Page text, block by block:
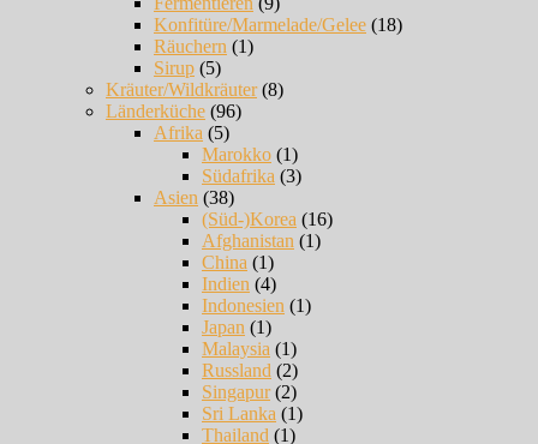
Konfitüre/Marmelade/Gelee (18)
Räuchern (1)
Sirup (5)
Kräuter/Wildkräuter(8)
Länderküche (96)
Afrika (5)
Marokko (1)
Südafrika (3)
Asien (38)
(Süd-)Korea (16)
Afghanistan (1)
China (1)
Indien (4)
Indonesien (1)
Japan (1)
Malaysia (1)
Russland (2)
Singapur(2)
Sri Lanka (1)
Thailand (1)